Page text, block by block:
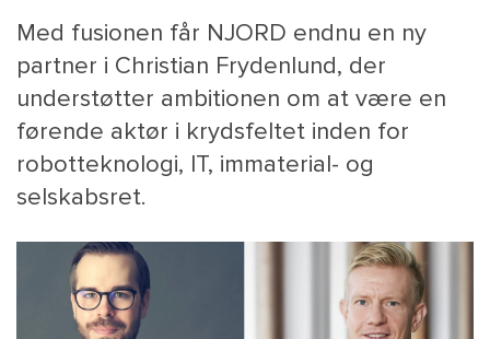
Med fusionen får NJORD endnu en ny
partner i Christian Frydenlund, der
understøtter ambitionen om at være en
førende aktør i krydsfeltet inden for
robotteknologi, IT, immaterial- og
selskabsret.